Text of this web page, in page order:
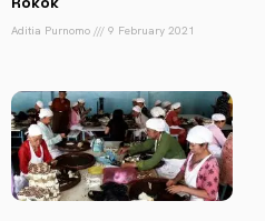
Aditia Purnomo 9 February 2021